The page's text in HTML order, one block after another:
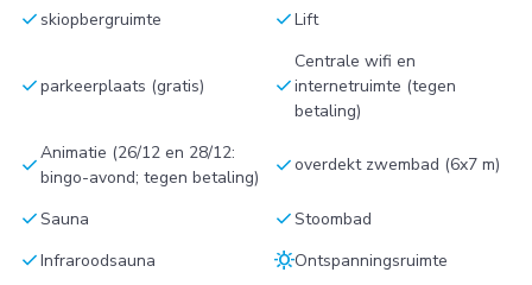
check skiopbergruimte checkLift
checkparkeerplaats (gratis) check
Centrale wifi en
internetruimte (tegen
betaling)
checkAnimatie (26/12 en 28/12:
bingo-avond; tegen betaling)
checkoverdekt zwembad (6x7 m)
checkSauna checkStoombad
checkInfraroodsauna sunnyOntspanningsruimte